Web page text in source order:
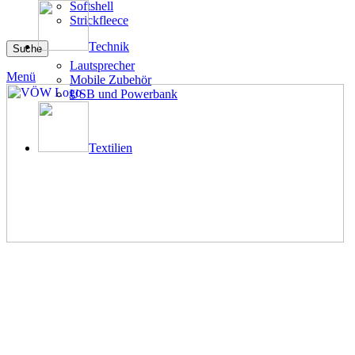
Softshell
Strickfleece
Suche
Menü
Technik
Lautsprecher
Mobile Zubehör
USB und Powerbank
Textilien